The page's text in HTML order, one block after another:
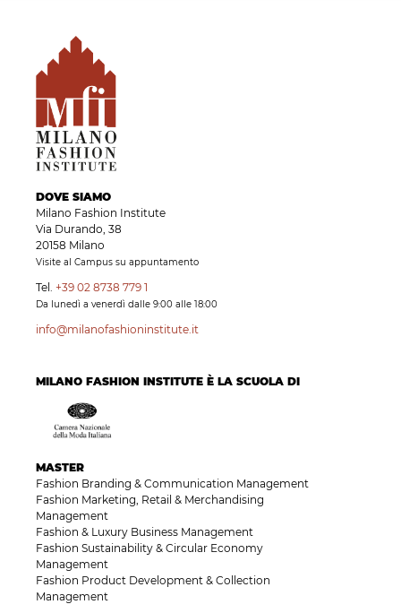
DOVE SIAMO
Milano Fashion Institute
Via Durando, 38
20158 Milano
Visite al Campus su appuntamento
Tel. +39 02 8738 779 1
Da lunedì a venerdì dalle 9:00 alle 18:00
info@milanofashioninstitute.it
MILANO FASHION INSTITUTE È LA SCUOLA DI
MASTER
Fashion Branding & Communication Management
Fashion Marketing, Retail & Merchandising
Management
Fashion & Luxury Business Management
Fashion Sustainability & Circular Economy
Management
Fashion Product Development & Collection
Management